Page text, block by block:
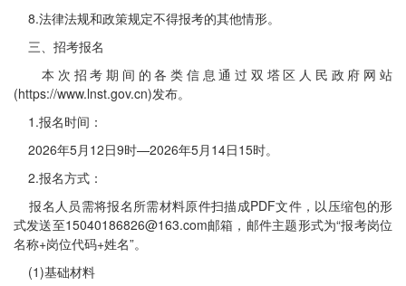
8.法律法规和政策规定不得报考的其他情形。
三、招考报名
本次招考期间的各类信息通过双塔区人民政府网站
(https://www.lnst.gov.cn)发布。
1.报名时间：
2026年5月12日9时—2026年5月14日15时。
2.报名方式：
报名人员需将报名所需材料原件扫描成PDF文件，以压缩包的形
式发送至15040186826@163.com邮箱，邮件主题形式为“报考岗位
名称+岗位代码+姓名”。
(1)基础材料